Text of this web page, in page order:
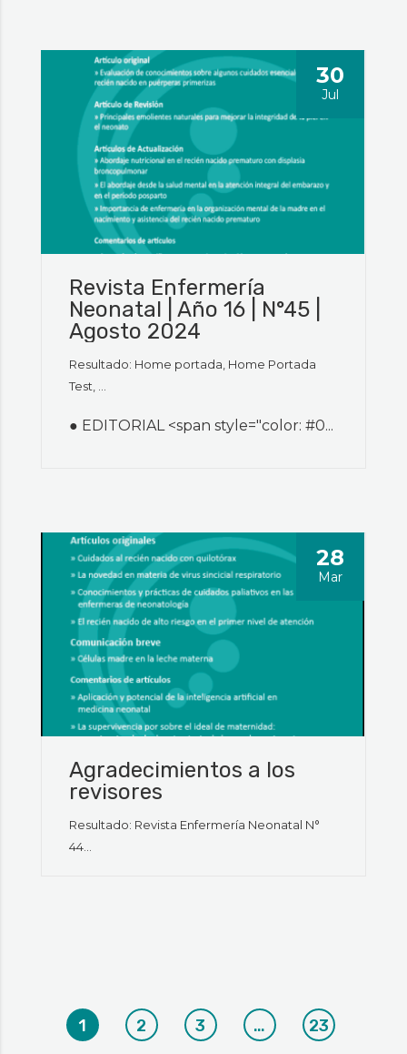
30
Jul
Revista Enfermería
Neonatal | Año 16 | N°45 |
Agosto 2024
Resultado: Home portada, Home Portada
Test, ...
● EDITORIAL <span style="color: #0...
28
Mar
Agradecimientos a los
revisores
Resultado: Revista Enfermería Neonatal N°
44...
1 2 3 … 23